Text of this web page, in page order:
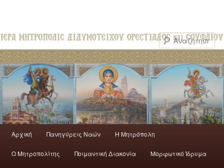
Αρχική Πανηγύρεις Ναών H Mητρόπολη
Ο Mητροπολίτης Ποιμαντική Διακονία Μορφωτικό Ίδρυμα